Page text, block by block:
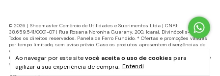
Ao navegar por este sitevocê aceita o uso de cookies para
agilizar a sua experiência de compra. Entendi
© 2026 | Shopmaster Comércio de Utilidades e Suprimentos Ltda | CNPJ:
38.659.541/0001-07 | Rua Rosana Noronha Guarany, 200, Icaraí, Divinópolis-MG |
Todos os direitos reservados. Panela de Ferro Fundido. * Ofertas e promoções válidas
por tempo limitado, sem aviso prévio. Caso os produtos apresentem divergências de
valores, o preço válido é o do carrinho de compras. Cupons de desconto possuem
número máximo de utilização e podem ser encerrados a qualquer momento, de acordo
com sua disponibilidade e sem aviso prévio.